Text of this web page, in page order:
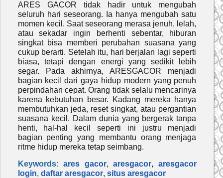
ARES GACOR tidak hadir untuk mengubah
seluruh hari seseorang. Ia hanya mengubah satu
momen kecil. Saat seseorang merasa jenuh, lelah,
atau sekadar ingin berhenti sebentar, hiburan
singkat bisa memberi perubahan suasana yang
cukup berarti. Setelah itu, hari berjalan lagi seperti
biasa, tetapi dengan energi yang sedikit lebih
segar. Pada akhirnya, ARESGACOR menjadi
bagian kecil dari gaya hidup modern yang penuh
perpindahan cepat. Orang tidak selalu mencarinya
karena kebutuhan besar. Kadang mereka hanya
membutuhkan jeda, reset singkat, atau pergantian
suasana kecil. Dalam dunia yang bergerak tanpa
henti, hal-hal kecil seperti ini justru menjadi
bagian penting yang membantu orang menjaga
ritme hidup mereka tetap seimbang.
Keywords:ares gacor,aresgacor, aresgacor
login, daftar aresgacor, situs aresgacor